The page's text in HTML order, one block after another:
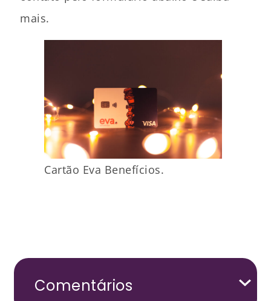
mais.
Cartão Eva Benefícios.
Comentários